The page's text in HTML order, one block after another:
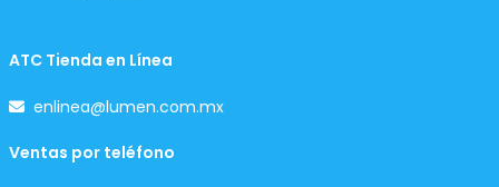
ATC Tienda en Línea
enlinea@lumen.com.mx
Ventas por teléfono